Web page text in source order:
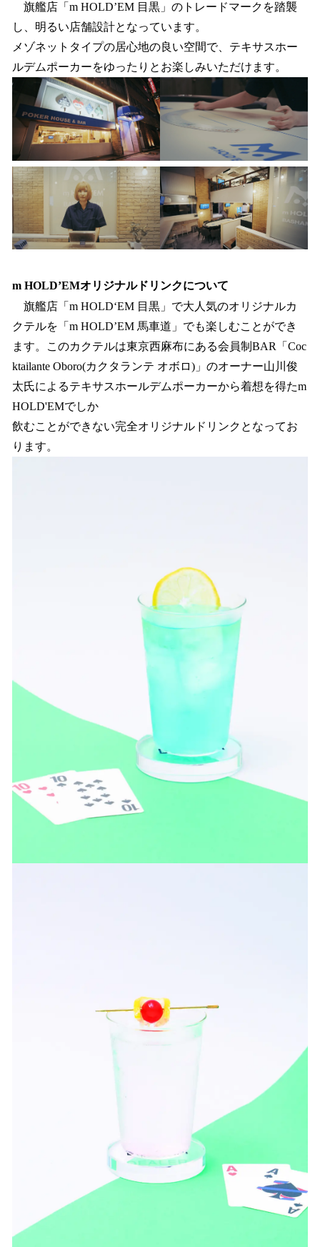
旗艦店「m HOLD’EM 目黒」のトレードマークを踏襲
し、明るい店舗設計となっています。
メゾネットタイプの居心地の良い空間で、テキサスホー
ルデムポーカーをゆったりとお楽しみいただけます。
m HOLD’EMオリジナルドリンクについて
旗艦店「m HOLD‘EM 目黒」で大人気のオリジナルカ
クテルを「m HOLD’EM 馬車道」でも楽しむことができ
ます。このカクテルは東京西麻布にある会員制BAR「Coc
ktailante Oboro(カクタランテ オボロ)」のオーナー山川俊
太氏によるテキサスホールデムポーカーから着想を得たm
HOLD'EMでしか
飲むことができない完全オリジナルドリンクとなってお
ります。